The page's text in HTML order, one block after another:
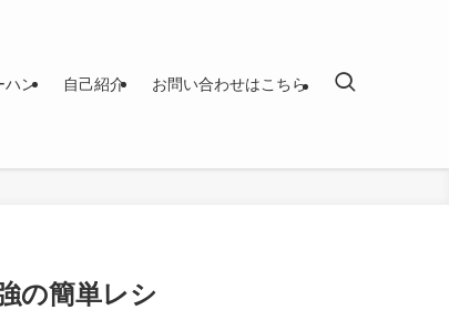
ハン 自己紹介 お問い合わせはこちら
の簡単レシ